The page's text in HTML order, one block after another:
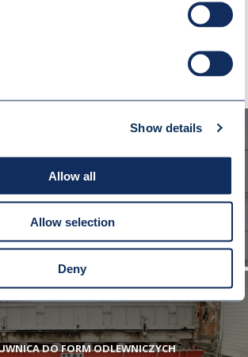
Show details
Allow all
Allow selection
Deny
REALIZACJE
DO FORM ODLEWNICZYCH